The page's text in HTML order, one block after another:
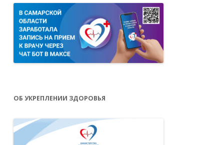
ОБ УКРЕПЛЕНИИ ЗДОРОВЬЯ